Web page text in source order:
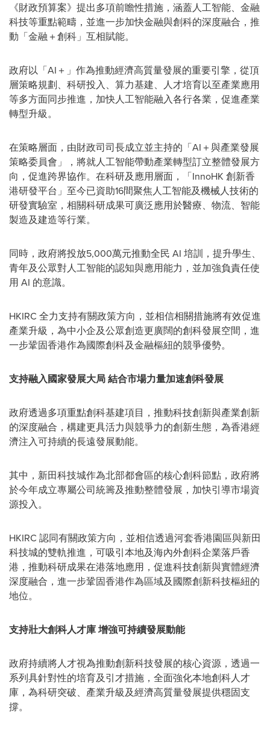
《財政預算案》提出多項前瞻性措施，涵蓋人工智能、金融
科技等重點範疇，並進一步加快金融與創科的深度融合，推
動「金融＋創科」互相賦能。
政府以「AI＋」作為推動經濟高質量發展的重要引擎，從頂
層策略規劃、科研投入、算力基建、人才培育以至產業應用
等多方面同步推進，加快人工智能融入各行各業，促進產業
轉型升級。
在策略層面，由財政司司長成立並主持的「AI＋與產業發展
策略委員會」，將就人工智能帶動產業轉型訂立整體發展方
向，促進跨界協作。在科研及應用層面，「InnoHK 創新香
港研發平台」至今已資助16間聚焦人工智能及機械人技術的
研發實驗室，相關科研成果可廣泛應用於醫療、物流、智能
製造及建造等行業。
同時，政府將投放5,000萬元推動全民 AI 培訓，提升學生、
青年及公眾對人工智能的認知與應用能力，並加強負責任使
用 AI 的意識。
HKIRC 全力支持有關政策方向，並相信相關措施將有效促進
產業升級，為中小企及公眾創造更廣闊的創科發展空間，進
一步鞏固香港作為國際創科及金融樞紐的競爭優勢。
支持融入國家發展大局 結合市場力量加速創科發展
政府透過多項重點創科基建項目，推動科技創新與產業創新
的深度融合，構建更具活力與競爭力的創新生態，為香港經
濟注入可持續的長遠發展動能。
其中，新田科技城作為北部都會區的核心創科節點，政府將
於今年成立專屬公司統籌及推動整體發展，加快引導市場資
源投入。
HKIRC 認同有關政策方向，並相信透過河套香港園區與新田
科技城的雙軌推進，可吸引本地及海內外創科企業落戶香
港，推動科研成果在港落地應用，促進科技創新與實體經濟
深度融合，進一步鞏固香港作為區域及國際創新科技樞紐的
地位。
支持壯大創科人才庫 增強可持續發展動能
政府持續將人才視為推動創新科技發展的核心資源，透過一
系列具針對性的培育及引才措施，全面強化本地創科人才
庫，為科研突破、產業升級及經濟高質量發展提供穩固支
撐。